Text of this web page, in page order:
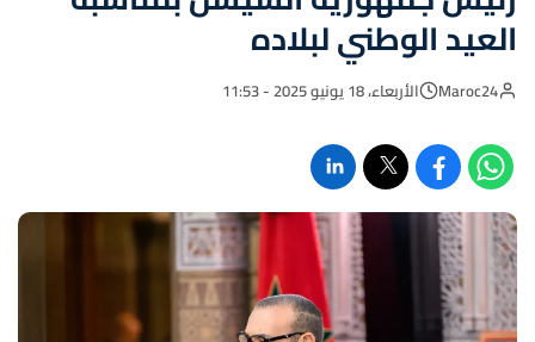
العيد الوطني لبلاده
Maroc24 الأربعاء، 18 يونيو 2025 - 11:53